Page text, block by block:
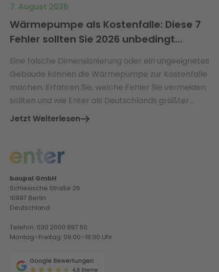
7. August 2026
Wärmepumpe als Kostenfalle: Diese 7
Fehler sollten Sie 2026 unbedingt
Eine falsche Dimensionierung oder ein ungeeignetes
Gebäude können die Wärmepumpe zur Kostenfalle
machen. Erfahren Sie, welche Fehler Sie vermeiden
sollten und wie Enter als Deutschlands größter
Energieberater Sie vor versteckten Kosten schützt.
Jetzt Weiterlesen
baupal GmbH
Schlesische Straße 26
10997 Berlin
Deutschland
Telefon: 030 2000 897 50
Montag–Freitag: 09:00–18:00 Uhr